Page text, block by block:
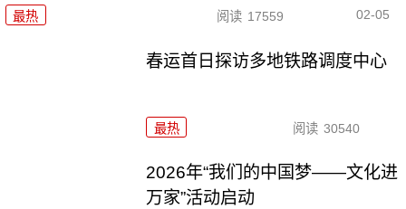
最热 阅读 17559 02-05
春运首日探访多地铁路调度中心
最热 阅读 30540
2026年“我们的中国梦——文化进
万家”活动启动